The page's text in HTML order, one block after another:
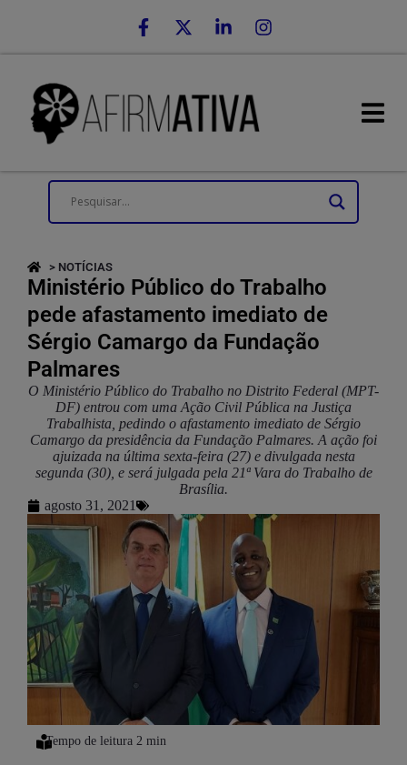
> NOTÍCIAS
Ministério Público do Trabalho
pede afastamento imediato de
Sérgio Camargo da Fundação
Palmares
O Ministério Público do Trabalho no Distrito Federal (MPT-
DF) entrou com uma Ação Civil Pública na Justiça
Trabalhista, pedindo o afastamento imediato de Sérgio
Camargo da presidência da Fundação Palmares. A ação foi
ajuizada na última sexta-feira (27) e divulgada nesta
segunda (30), e será julgada pela 21ª Vara do Trabalho de
Brasília.
agosto 31, 2021